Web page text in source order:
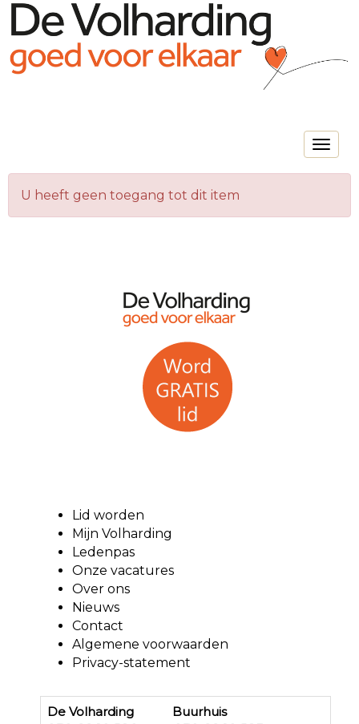
Toggle
U heeft geen toegang tot dit item
Lid worden
Mijn Volharding
Ledenpas
Onze vacatures
Over ons
Nieuws
Contact
Algemene voorwaarden
Privacy-statement
De Volharding Buurhuis